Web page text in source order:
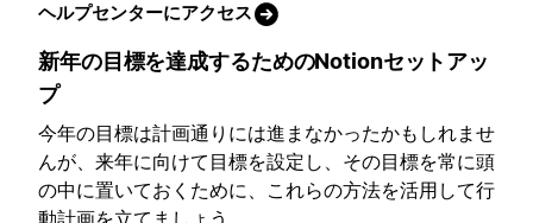
ヘルプセンターにアクセス
新年の目標を達成するためのNotionセットアッ
プ
今年の目標は計画通りには進まなかったかもしれませ
んが、来年に向けて目標を設定し、その目標を常に頭
の中に置いておくために、これらの方法を活用して行